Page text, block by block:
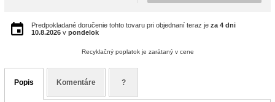
Predpokladané doručenie tohto tovaru pri objednaní teraz je za 4 dni
10.8.2026 v pondelok
Recyklačný poplatok je zarátaný v cene
Popis Komentáre ?